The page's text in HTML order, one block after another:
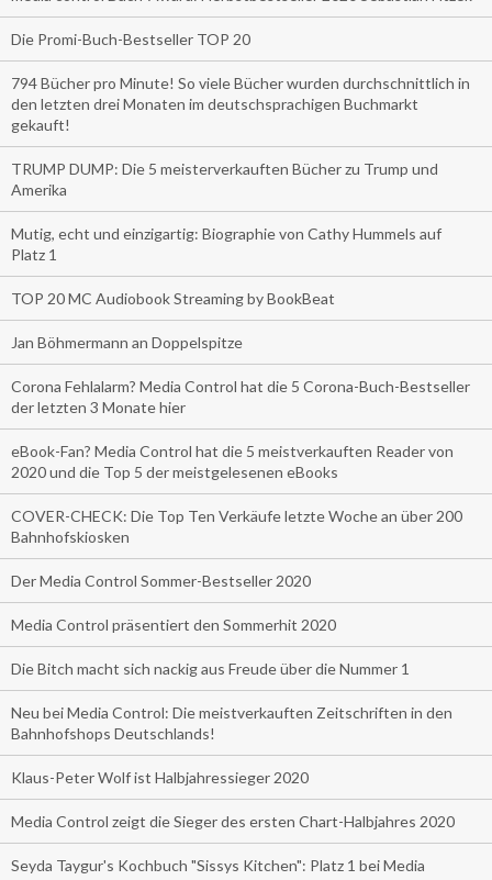
Die Promi-Buch-Bestseller TOP 20
794 Bücher pro Minute! So viele Bücher wurden durchschnittlich in
den letzten drei Monaten im deutschsprachigen Buchmarkt
gekauft!
TRUMP DUMP: Die 5 meisterverkauften Bücher zu Trump und
Amerika
Mutig, echt und einzigartig: Biographie von Cathy Hummels auf
Platz 1
TOP 20 MC Audiobook Streaming by BookBeat
Jan Böhmermann an Doppelspitze
Corona Fehlalarm? Media Control hat die 5 Corona-Buch-Bestseller
der letzten 3 Monate hier
eBook-Fan? Media Control hat die 5 meistverkauften Reader von
2020 und die Top 5 der meistgelesenen eBooks
COVER-CHECK: Die Top Ten Verkäufe letzte Woche an über 200
Bahnhofskiosken
Der Media Control Sommer-Bestseller 2020
Media Control präsentiert den Sommerhit 2020
Die Bitch macht sich nackig aus Freude über die Nummer 1
Neu bei Media Control: Die meistverkauften Zeitschriften in den
Bahnhofshops Deutschlands!
Klaus-Peter Wolf ist Halbjahressieger 2020
Media Control zeigt die Sieger des ersten Chart-Halbjahres 2020
Seyda Taygur's Kochbuch "Sissys Kitchen": Platz 1 bei Media